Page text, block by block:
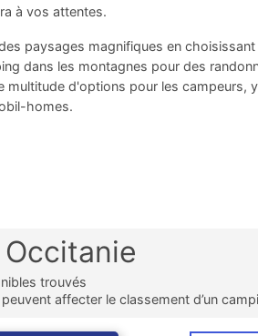
à vos attentes.
paysages magnifiques en
dans les montagnes pour des
multitude d'options pour les campeurs,
homes.
trouvés
affecter le classement d’un